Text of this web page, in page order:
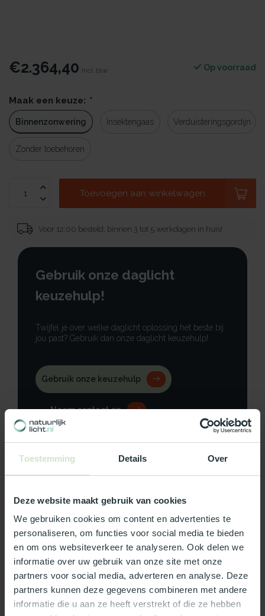
Toestemming Details Over
Deze website maakt gebruik van cookies
We gebruiken cookies om content en advertenties te
personaliseren, om functies voor social media te bieden
en om ons websiteverkeer te analyseren. Ook delen we
informatie over uw gebruik van onze site met onze
partners voor social media, adverteren en analyse. Deze
partners kunnen deze gegevens combineren met andere
informatie die u aan ze heeft verstrekt of die ze hebben
€2.364,40 Incl. btw Op voorraad
Maak een keuze: *
Binnenzonwering Insektengaas Verduisteringsgordijn
Zonder toebehoren
Toevoegen aan winkelwagen
Voor 12:00 besteld, binnen 3 tot 5 werkdagen in huis!
Gebruik onze daglicht
keuzehulp!
Twijfel je over welke daglicht oplossing het beste bij
jou past? Gebruik dan onze daglicht keuzehulp!
Gebruik onze keuzehulp
Neem contact op
Wat ons écht bijzonder maakt:
Officieel Skylux dealer!